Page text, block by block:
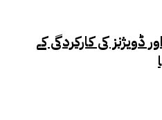
ڈویژنز کی کارکردگی کے